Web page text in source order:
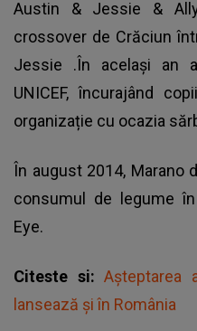
Austin & Jessie &
crossover de Crăciun
Jessie .În același an
UNICEF, încurajând
organizație cu ocazia
În august 2014, Marano
consumul de legume
Eye.
Citeste si:Așteptarea
lansează și în România